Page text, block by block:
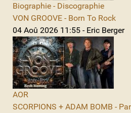
Biographie - Discographie
VON GROOVE - Born To Rock
04 Aoû 2026 11:55 - Eric Berger
AOR
SCORPIONS + ADAM BOMB -